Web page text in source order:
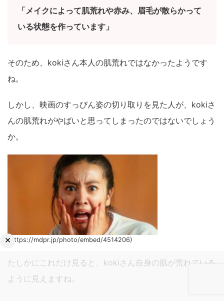
「メイクによって肌荒れや赤み、眉毛が散らかって
いる状態を作っています」
そのため、kokiさん本人の肌荒れではなかったようです
ね。
しかし、映画のすっぴん姿の切り取りを見た人が、kokiさ
んの肌荒れがやばいと思ってしまったのではないでしょう
か。
(https://mdpr.jp/photo/embed/4514206)
たしかにこれだけ見ると、kokiさん自身の肌が荒れている
ように見えますね。
×